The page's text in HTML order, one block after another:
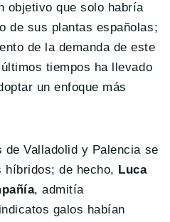
objetivo que solo habría
de sus plantas españolas;
de la demanda de este
tiempos ha llevado
un enfoque más
Valladolid y Palencia se
híbridos; de hecho, Luca
, admitía
galos habían